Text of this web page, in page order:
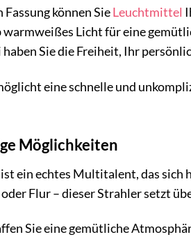
können SieLeuchtmittel
warmweißes Licht für eine
Sie die Freiheit, Ihr
eine schnelle und
Möglichkeiten
ein echtes Multitalent, das
Flur – dieser Strahler setzt
Sie eine gemütliche